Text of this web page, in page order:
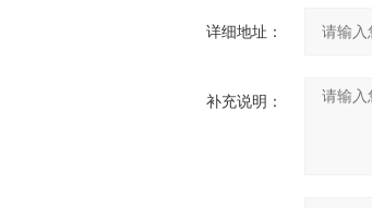
详细地址：
补充说明：